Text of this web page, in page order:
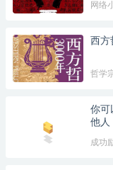
网络
西方
哲学
你可
他人
成功